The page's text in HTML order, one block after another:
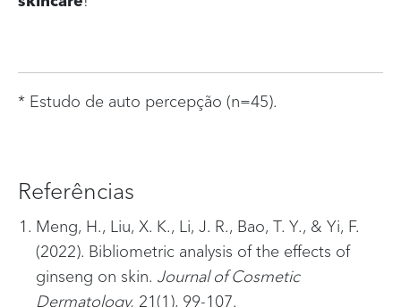
* Estudo de auto percepção (n=45).
Referências
Meng, H., Liu, X. K., Li, J. R., Bao, T. Y., & Yi, F.
(2022). Bibliometric analysis of the effects of
ginseng on skin. Journal of Cosmetic
Dermatology, 21(1), 99-107.